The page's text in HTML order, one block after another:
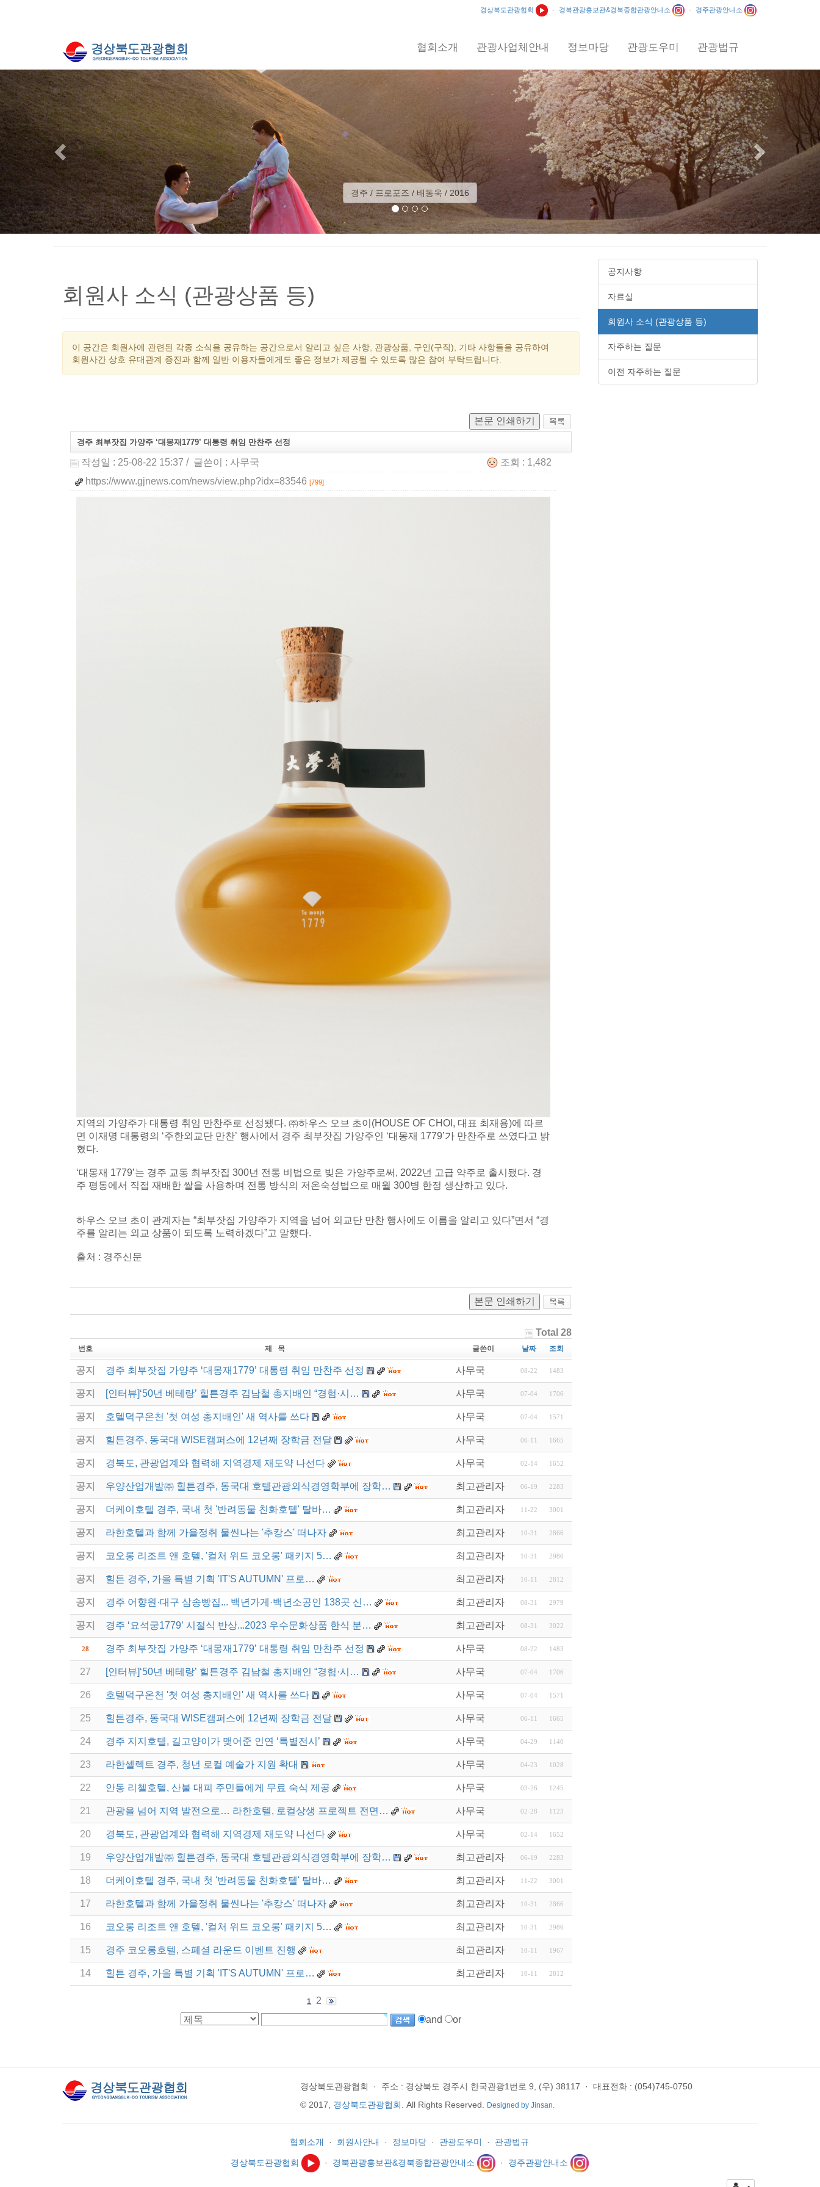
경상북도관광협회 · 경북관광홍보관&경북종합관광안내소 · 경주관광안내소
협회소개 관광사업체안내 정보마당 관광도우미 관광법규
예천 / 회룡포 일출 / 이상익 / 2012
Previous Next
회원사 소식 (관광상품 등)
이 공간은 회원사에 관련된 각종 소식을 공유하는 공간으로서 알리고 싶은 사항, 관광상품, 구인(구직), 기타 사항들을 공유하여
회원사간 상호 유대관계 증진과 함께 일반 이용자들에게도 좋은 정보가 제공될 수 있도록 많은 참여 부탁드립니다.
본문 인쇄하기
경주 최부잣집 가양주 ‘대몽재1779’ 대통령 취임 만찬주 선정
작성일 : 25-08-22 15:37 / 글쓴이 : 사무국
조회 : 1,482
https://www.gjnews.com/news/view.php?idx=83546 [799]
지역의 가양주가 대통령 취임 만찬주로 선정됐다. ㈜하우스 오브 초이(HOUSE OF CHOI, 대표 최재용)에 따르
면 이재명 대통령의 ‘주한외교단 만찬’ 행사에서 경주 최부잣집 가양주인 ‘대몽재 1779’가 만찬주로 쓰였다고 밝
혔다.
‘대몽재 1779’는 경주 교동 최부잣집 300년 전통 비법으로 빚은 가양주로써, 2022년 고급 약주로 출시됐다. 경
주 평동에서 직접 재배한 쌀을 사용하며 전통 방식의 저온숙성법으로 매월 300병 한정 생산하고 있다.
하우스 오브 초이 관계자는 “최부잣집 가양주가 지역을 넘어 외교단 만찬 행사에도 이름을 알리고 있다”면서 “경
주를 알리는 외교 상품이 되도록 노력하겠다”고 말했다.
출처 : 경주신문
본문 인쇄하기
Total 28
번호 제 목 글쓴이 날짜 조회
공지 경주 최부잣집 가양주 ‘대몽재1779’ 대통령 취임 만찬주 선정 사무국 08-22 1483
공지 [인터뷰]‘50년 베테랑’ 힐튼경주 김남철 총지배인 “경험·시… 사무국 07-04 1706
공지 호텔덕구온천 '첫 여성 총지배인' 새 역사를 쓰다 사무국 07-04 1571
공지 힐튼경주, 동국대 WISE캠퍼스에 12년째 장학금 전달 사무국 06-11 1665
공지 경북도, 관광업계와 협력해 지역경제 재도약 나선다 사무국 02-14 1652
공지 우양산업개발㈜ 힐튼경주, 동국대 호텔관광외식경영학부에 장학… 최고관리자 06-19 2283
공지 더케이호텔 경주, 국내 첫 '반려동물 친화호텔' 탈바… 최고관리자 11-22 3001
공지 라한호텔과 함께 가을정취 물씬나는 '추캉스' 떠나자 최고관리자 10-31 2866
공지 코오롱 리조트 앤 호텔, '컬처 위드 코오롱' 패키지 5… 최고관리자 10-31 2986
공지 힐튼 경주, 가을 특별 기획 'IT'S AUTUMN' 프로… 최고관리자 10-11 2812
공지 경주 어향원·대구 삼송빵집... 백년가게·백년소공인 138곳 신… 최고관리자 08-31 2979
공지 경주 ‘요석궁1779’ 시절식 반상...2023 우수문화상품 한식 분… 최고관리자 08-31 3022
28 경주 최부잣집 가양주 ‘대몽재1779’ 대통령 취임 만찬주 선정 사무국 08-22 1483
27 [인터뷰]‘50년 베테랑’ 힐튼경주 김남철 총지배인 “경험·시… 사무국 07-04 1706
26 호텔덕구온천 '첫 여성 총지배인' 새 역사를 쓰다 사무국 07-04 1571
25 힐튼경주, 동국대 WISE캠퍼스에 12년째 장학금 전달 사무국 06-11 1665
24 경주 지지호텔, 길고양이가 맺어준 인연 ‘특별전시’ 사무국 04-29 1140
23 라한셀렉트 경주, 청년 로컬 예술가 지원 확대 사무국 04-23 1028
22 안동 리첼호텔, 산불 대피 주민들에게 무료 숙식 제공 사무국 03-26 1245
21 관광을 넘어 지역 발전으로… 라한호텔, 로컬상생 프로젝트 전면… 사무국 02-28 1123
20 경북도, 관광업계와 협력해 지역경제 재도약 나선다 사무국 02-14 1652
19 우양산업개발㈜ 힐튼경주, 동국대 호텔관광외식경영학부에 장학… 최고관리자 06-19 2283
18 더케이호텔 경주, 국내 첫 '반려동물 친화호텔' 탈바… 최고관리자 11-22 3001
17 라한호텔과 함께 가을정취 물씬나는 '추캉스' 떠나자 최고관리자 10-31 2866
16 코오롱 리조트 앤 호텔, '컬처 위드 코오롱' 패키지 5… 최고관리자 10-31 2986
15 경주 코오롱호텔, 스페셜 라운드 이벤트 진행 최고관리자 10-11 1967
14 힐튼 경주, 가을 특별 기획 'IT'S AUTUMN' 프로… 최고관리자 10-11 2812
1
2
and
or
공지사항
자료실
회원사 소식 (관광상품 등)
자주하는 질문
이전 자주하는 질문
경상북도관광협회 · 주소 : 경상북도 경주시 한국관광1번로 9, (우) 38117 ·
대표전화 : (054)745-0750
© 2017, 경상북도관광협회 . All Rights Reserved. Designed by Jinsan.
협회소개 · 회원사안내 · 정보마당 · 관광도우미 · 관광법규
경상북도관광협회 · 경북관광홍보관&경북종합관광안내소 · 경주관광안내소